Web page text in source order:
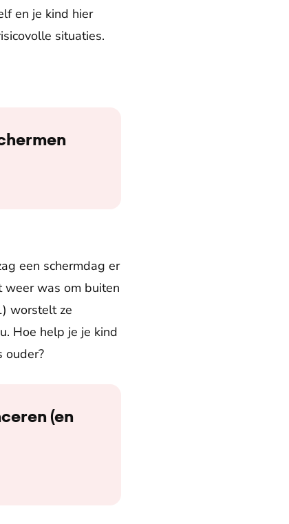
en je kind hier
situaties.
een schermdag er
weer was om buiten
worstelt ze
Hoe help je je kind
ouder?
(en